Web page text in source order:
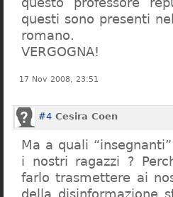
questi sono presenti
romano.
VERGOGNA!
17 Nov 2008, 23:51
#4 Cesira Coen
Ma a quali
i nostri ragazzi ?
farlo trasmettere ai
della disinformazione